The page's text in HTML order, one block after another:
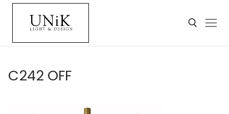
C242 OFF